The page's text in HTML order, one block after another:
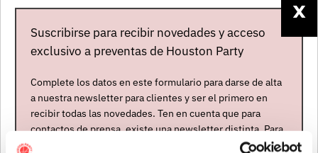
musculoso, ambicioso y con himnos descarnados, que
pide ser disfrutado con el volumen alto.
X
Suscribirse para recibir novedades y acceso
exclusivo a preventas de Houston Party
Complete los datos en este formulario para darse de alta
a nuestra newsletter para clientes y ser el primero en
recibir todas las novedades. Ten en cuenta que para
contactos de prensa, existe una newsletter distinta. Para
formar parte de ella, envíanos un mensaje a